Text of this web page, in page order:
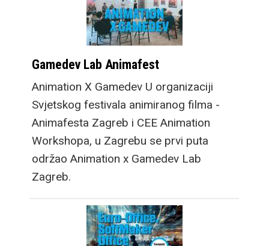
Gamedev Lab Animafest
Animation X Gamedev U organizaciji
Svjetskog festivala animiranog filma -
Animafesta Zagreb i CEE Animation
Workshopa, u Zagrebu se prvi puta
održao Animation x Gamedev Lab
Zagreb.